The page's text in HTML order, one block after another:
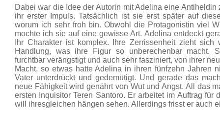
Dabei war die Idee der Autorin mit Adelina eine
ihr erster Impuls. Tatsächlich ist sie erst später auf
worum ich sehr froh bin. Obwohl die Protagonistin viel
mochte ich sie auf eine gewisse Art. Adelina entdeckt
Ihr Charakter ist komplex. Ihre Zerrissenheit zieht
Handlung, was ihre Figur so unberechenbar macht.
furchtbar verängstigt und auch sehr fasziniert, von ihrer
Macht, so etwas hatte Adelina in ihren fünfzehn Jahren
Vater unterdrückt und gedemütigt. Und gerade das
neue Fähigkeit wird genährt von Wut und Angst. All das
ersten Inquisitor Teren Santoro. Er arbeitet im Auftrag für
will ihresgleichen hängen sehen. Allerdings frisst er auch